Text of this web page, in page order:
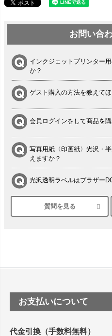
お問い合
インクジェットプリンター
か？
ゲスト購入の方法を教えて
会員ログインをして商品を
写真用紙〈印画紙〉光沢・
えますか？
光沢透明ラベルはブラザー
シルバーペーパーに
は？
塩ビのロール紙で離型紙が
つや消し半透明ラベルのロ
縦420mm×横650mmの包装
質問を見る
お支払いについて
代金引換（手数料無料）